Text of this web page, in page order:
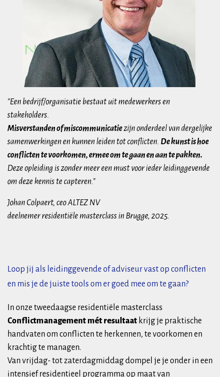
"Een bedrijf/organisatie bestaat uit medewerkers en
stakeholders.
Misverstanden of miscommunicatiezijn onderdeel van dergelijke
samenwerkingen en kunnen leiden tot conflicten. De kunst is hoe
conflicten te voorkomen, ermee om te gaan en aan te pakken.
Deze opleiding is zonder meer een must voor ieder leidinggevende
om deze kennis te capteren."
Johan Colpaert, ceo ALTEZ NV
deelnemer residentiële masterclass in Brugge, 2025.
Loop jij als leidinggevende of adviseur vast op conflicten
en mis je de juiste tools om er goed mee om te gaan?
In onze tweedaagse residentiële masterclass
Conflictmanagement mét resultaat krijg je praktische
handvaten om conflicten te herkennen, te voorkomen en
krachtig te managen.
Van vrijdag- tot zaterdagmiddag dompel je je onder in een
intensief residentieel programma op maat van